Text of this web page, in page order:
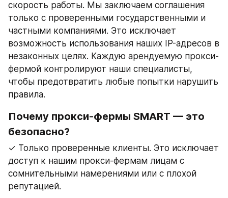
скорость работы. Мы заключаем соглашения
только с проверенными государственными и
частными компаниями. Это исключает
возможность использования наших IP-адресов в
незаконных целях. Каждую арендуемую прокси-
фермой контролируют наши специалисты,
чтобы предотвратить любые попытки нарушить
правила.
Почему прокси-фермы SMART — это
безопасно?
✓ Только проверенные клиенты. Это исключает
доступ к нашим прокси-фермам лицам с
сомнительными намерениями или с плохой
репутацией.